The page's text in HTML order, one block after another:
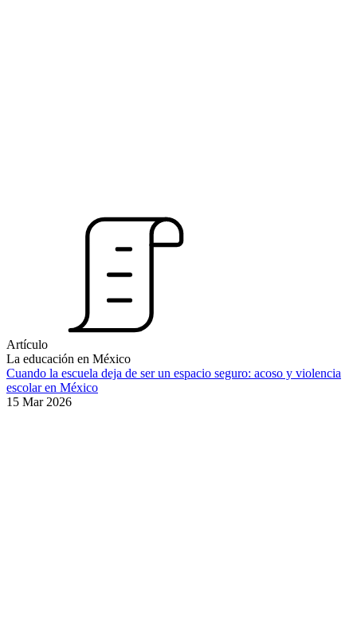
Artículo
La educación en México
Cuando la escuela deja de ser un espacio seguro: acoso y violencia
escolar en México
15 Mar 2026